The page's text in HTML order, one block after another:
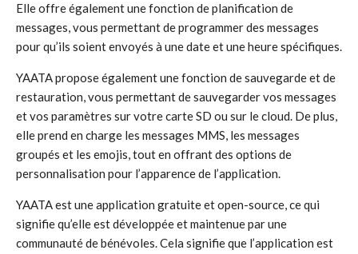
Elle offre également une fonction de planification de
messages, vous permettant de programmer des messages
pour qu’ils soient envoyés à une date et une heure spécifiques.
YAATA propose également une fonction de sauvegarde et de
restauration, vous permettant de sauvegarder vos messages
et vos paramètres sur votre carte SD ou sur le cloud. De plus,
elle prend en charge les messages MMS, les messages
groupés et les emojis, tout en offrant des options de
personnalisation pour l’apparence de l’application.
YAATA est une application gratuite et open-source, ce qui
signifie qu’elle est développée et maintenue par une
communauté de bénévoles. Cela signifie que l’application est